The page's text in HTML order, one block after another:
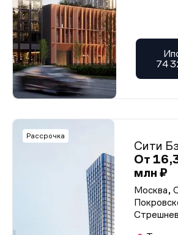
74
Рассрочка
Сити
От
млн ₽
Москва,